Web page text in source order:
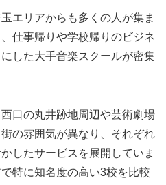
エリアからも多くの人が集ま
仕事帰りや学校帰りのビジネ
した大手音楽スクールが密集
口の丸井跡地周辺や芸術劇場
の雰囲気が異なり、それぞれ
したサービスを展開していま
特に知名度の高い3校を比較